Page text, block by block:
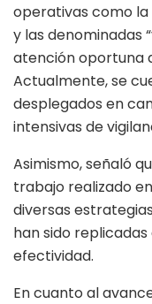
operativas como la
y las denominadas
atención oportuna
Actualmente, se
desplegados en
intensivas de
Asimismo, señaló
trabajo realizado
diversas
han sido
efectividad.
En cuanto al